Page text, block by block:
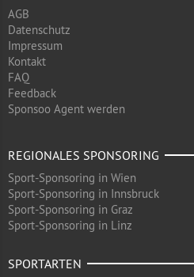
AGB
Datenschutz
Impressum
Kontakt
FAQ
Feedback
Sponsoo Agent werden
REGIONALES SPONSORING
Sport-Sponsoring in Wien
Sport-Sponsoring in Innsbruck
Sport-Sponsoring in Graz
Sport-Sponsoring in Linz
SPORTARTEN